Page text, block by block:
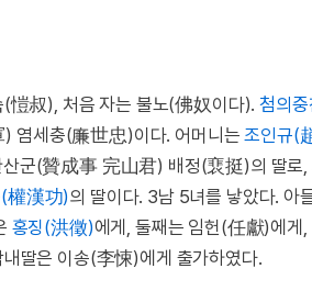
(愷叔), 처음 자는 불노(佛奴이다).첨의
염세충(廉世忠)이다. 어머니는조인규(
군(贊成事 完山君) 배정(裵挺)의 딸로,
(權漢功)의 딸이다. 3남 5녀를 낳았다. 아
홍징(洪徵)에게, 둘째는 임헌(任獻)에게
내딸은 이송(李悚)에게 출가하였다.